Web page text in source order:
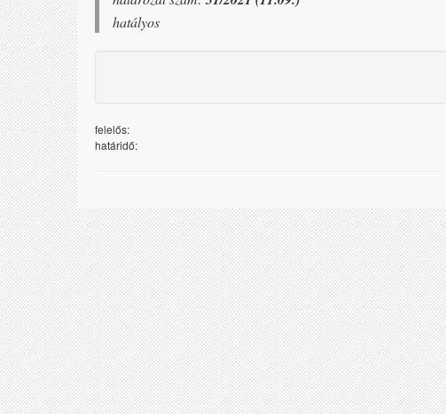
hatályos
felelős:
határidő: